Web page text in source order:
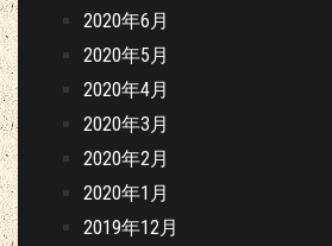
2020年6月
2020年5月
2020年4月
2020年3月
2020年2月
2020年1月
2019年12月